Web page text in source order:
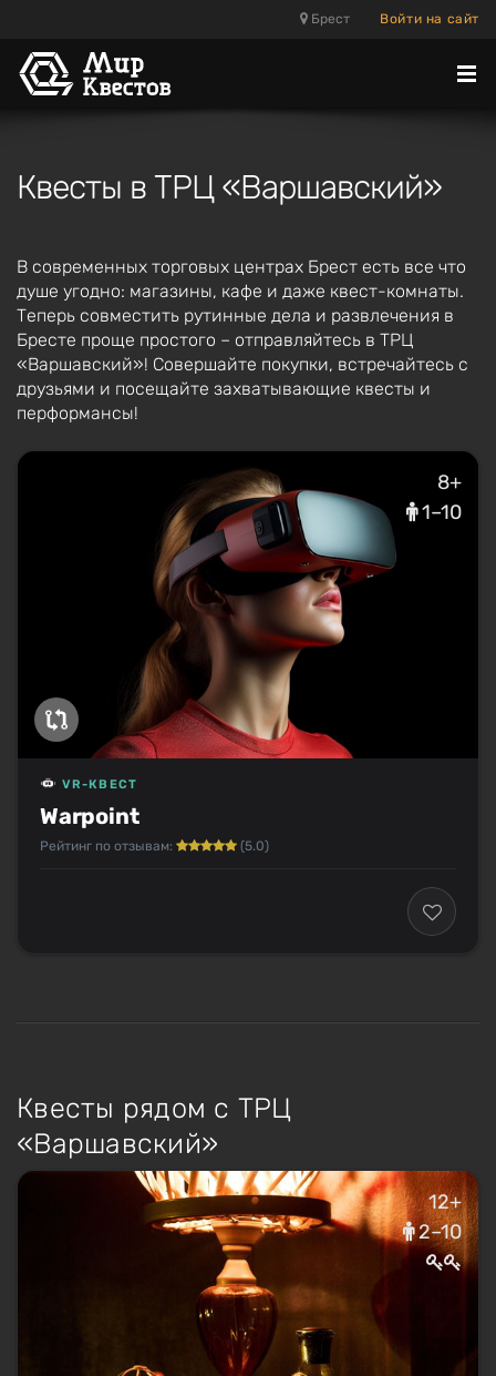
Брест Войти на сайт
Квесты в ТРЦ «Варшавский»
В современных торговых центрах Брест есть все что
душе угодно: магазины, кафе и даже квест-комнаты.
Теперь совместить рутинные дела и развлечения в
Бресте проще простого – отправляйтесь в ТРЦ
«Варшавский»! Совершайте покупки, встречайтесь с
друзьями и посещайте захватывающие квесты и
перформансы!
8+
1–10
Warpoint
VR-КВЕСТ
Рейтинг по отзывам: (5.0)
Квесты рядом с ТРЦ
«Варшавский»
12+
2–10